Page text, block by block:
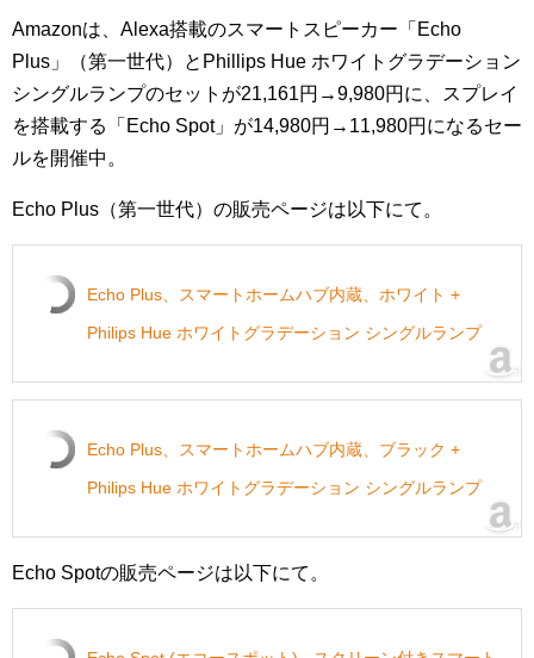
Amazonは、Alexa搭載のスマートスピーカー「Echo
Plus」（第一世代）とPhillips Hue ホワイトグラデーション
シングルランプのセットが21,161円→9,980円に、スプレイ
を搭載する「Echo Spot」が14,980円→11,980円になるセー
ルを開催中。
Echo Plus（第一世代）の販売ページは以下にて。
Echo Plus、スマートホームハブ内蔵、ホワイト +
Philips Hue ホワイトグラデーション シングルランプ
Echo Plus、スマートホームハブ内蔵、ブラック +
Philips Hue ホワイトグラデーション シングルランプ
Echo Spotの販売ページは以下にて。